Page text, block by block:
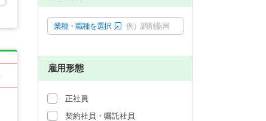
業種・職種を選択 例）調剤薬局
雇用形態
正社員
契約社員・嘱託社員